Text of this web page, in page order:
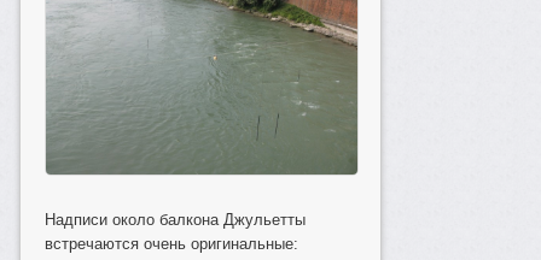
Надписи около балкона Джульетты
встречаются очень оригинальные: